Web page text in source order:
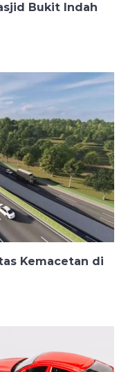
Bukit Indah
Kemacetan di